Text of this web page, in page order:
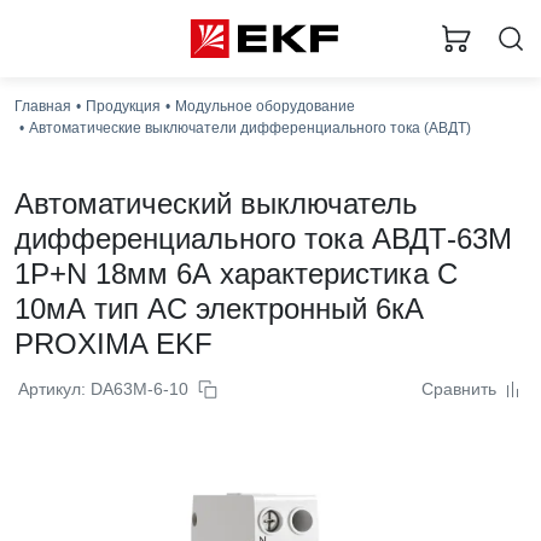
Главная Продукция
Модульное оборудование
Автоматические выключатели дифференциального тока (АВДТ)
Автоматический выключатель
дифференциального тока АВДТ-63М
1P+N 18мм 6А характеристика С
10мА тип AС электронный 6кА
PROXIMA EKF
Артикул: DA63M-6-10 Сравнить